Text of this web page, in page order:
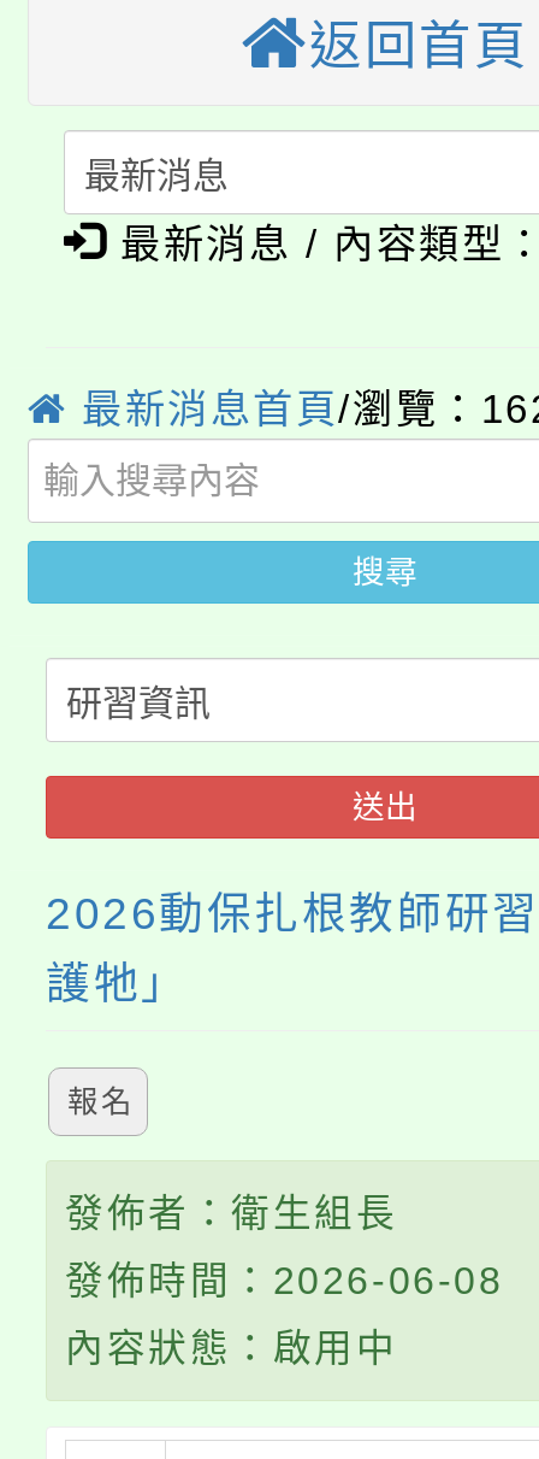
半價優惠，詳情可洽有
者。
份教師增能研習
大溪自造教育及科技
淨零綠生活教案入校路
會
115年食農教育專業人
程
「本色祭」8/29、30在
場熱烈登場!
8/21下午1時於龍潭區
局官網。
8月14至27日，桃園電
開!
115年桃園市運動會8/
田徑場及游泳池舉行。
桃園市低收入戶享有免
視費優惠，中低收入戶
者。
大園自造教育及科技
份教師研習
淨零綠生活教案入校路
會
115年食農教育專業人
返回首頁
最新消息 / 內容類型
最新消息首頁/瀏覽：
搜尋
送出
2026動保扎根教師研
護牠」
報名
發佈者：衛生組長
發佈時間：2026-06-08
內容狀態：啟用中